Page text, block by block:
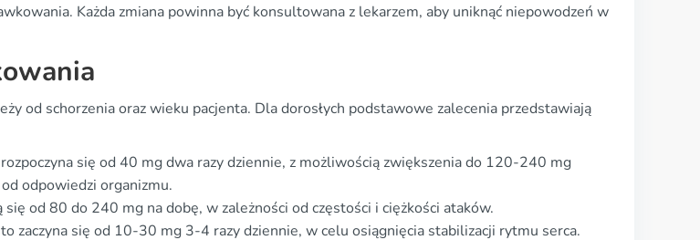
Każda zmiana powinna być konsultowana z lekarzem, aby uniknąć niepowodzeń w
od schorzenia oraz wieku pacjenta. Dla dorosłych podstawowe zalecenia przedstawiają
się od 40 mg dwa razy dziennie, z możliwością zwiększenia do 120-240 mg
odpowiedzi organizmu.
od 80 do 240 mg na dobę, w zależności od częstości i ciężkości ataków.
zaczyna się od 10-30 mg 3-4 razy dziennie, w celu osiągnięcia stabilizacji rytmu serca.